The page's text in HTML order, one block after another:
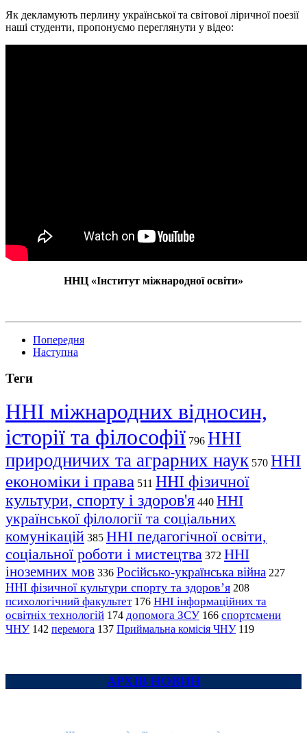
Як декламують перлину української та світової ліричної поезії
наші студенти, пропонуємо переглянути у відео:
ННЦ «Інститут міжнародної освіти»
Попередня
Наступна
Теги
ННІ міжнародних відносин,
історії та філософії 796 ННІ
природничих та аграрних наук 570 ННІ
економіки і права 511 ННІ фізичної
культури, спорту і здоров'я 440 ННІ
української філології та соціальних
комунікацій 385 ННІ педагогічної освіти,
соціальної роботи і мистецтва 372 ННІ
іноземних мов 336 Російсько-українська війна 227
ННІ фізичної культури спорту та здоров’я 208
психологічний факультет 176 ННІ інформаційних та
освітніх технологій 174 допомога ЗСУ 166 спортсмени
ЧНУ 142 перемога 137 Приймальна комісія ЧНУ 119
АРХІВ НОВИН